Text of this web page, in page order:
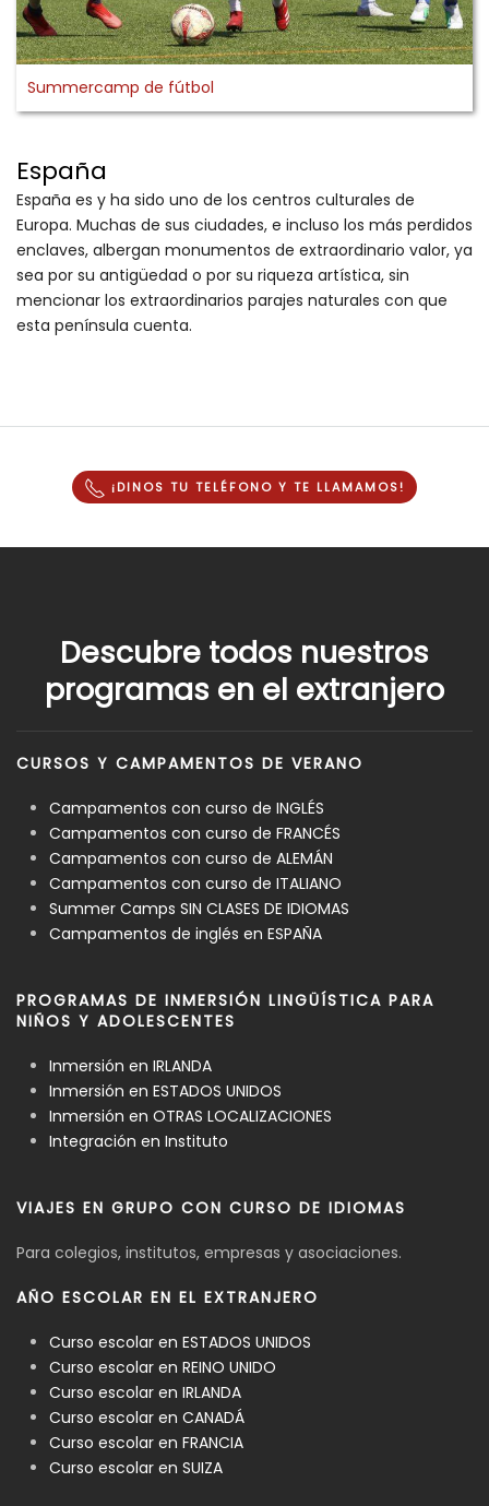
Summercamp de fútbol
España
España es y ha sido uno de los centros culturales de
Europa. Muchas de sus ciudades, e incluso los más perdidos
enclaves, albergan monumentos de extraordinario valor, ya
sea por su antigüedad o por su riqueza artística, sin
mencionar los extraordinarios parajes naturales con que
esta península cuenta.
¡DINOS TU TELÉFONO Y TE LLAMAMOS!
Descubre todos nuestros
programas en el extranjero
CURSOS Y CAMPAMENTOS DE VERANO
Campamentos con curso de INGLÉS
Campamentos con curso de FRANCÉS
Campamentos con curso de ALEMÁN
Campamentos con curso de ITALIANO
Summer Camps SIN CLASES DE IDIOMAS
Campamentos de inglés en ESPAÑA
PROGRAMAS DE INMERSIÓN LINGÜÍSTICA PARA
NIÑOS Y ADOLESCENTES
Inmersión en IRLANDA
Inmersión en ESTADOS UNIDOS
Inmersión en OTRAS LOCALIZACIONES
Integración en Instituto
VIAJES EN GRUPO CON CURSO DE IDIOMAS
Para colegios, institutos, empresas y asociaciones.
AÑO ESCOLAR EN EL EXTRANJERO
Curso escolar en ESTADOS UNIDOS
Curso escolar en REINO UNIDO
Curso escolar en IRLANDA
Curso escolar en CANADÁ
Curso escolar en FRANCIA
Curso escolar en SUIZA